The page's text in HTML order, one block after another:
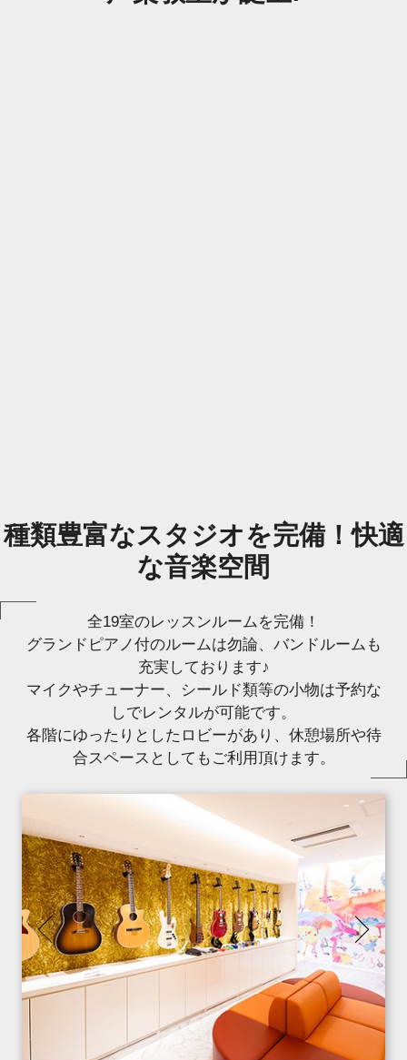
種類豊富なスタジオを完備！快適
な音楽空間
全19室のレッスンルームを完備！
グランドピアノ付のルームは勿論、バンドルームも
充実しております♪
マイクやチューナー、シールド類等の小物は予約な
しでレンタルが可能です。
各階にゆったりとしたロビーがあり、休憩場所や待
合スペースとしてもご利用頂けます。